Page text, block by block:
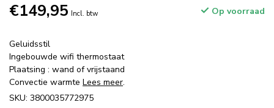
€149,95 Incl. btw Op voorraad
Geluidsstil
Ingebouwde wifi thermostaat
Plaatsing : wand of vrijstaand
Convectie warmte Lees meer.
SKU: 3800035772975